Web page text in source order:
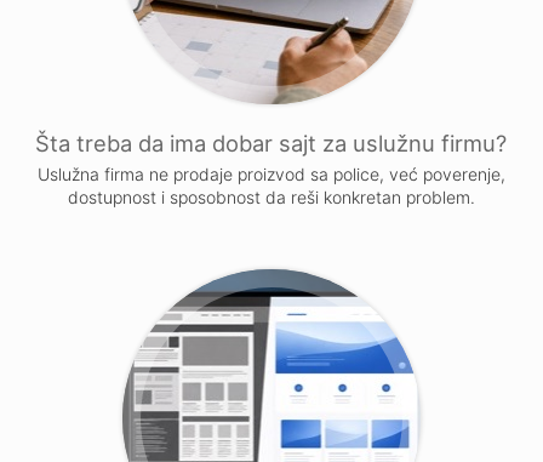
Šta treba da ima dobar sajt za uslužnu firmu?
Uslužna firma ne prodaje proizvod sa police, već poverenje,
dostupnost i sposobnost da reši konkretan problem.